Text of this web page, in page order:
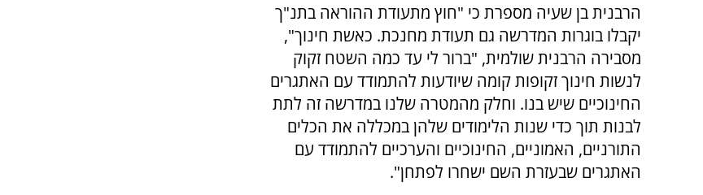
הרבנית בן שעיה מספרת כי "חוץ מתעודת ההוראה בתנ"ך
יקבלו בוגרות המדרשה גם תעודת מחנכת. כאשת חינוך",
מסבירה הרבנית שולמית, "ברור לי עד כמה השטח זקוק
לנשות חינוך זקופות קומה שיודעות להתמודד עם האתגרים
החינוכיים שיש בנו. וחלק מהמטרה שלנו במדרשה זה לתת
לבנות תוך כדי שנות הלימודים שלהן במכללה את הכלים
התורניים, האמוניים, החינוכיים והערכיים להתמודד עם
האתגרים שבעזרת השם ישחרו לפתחן".